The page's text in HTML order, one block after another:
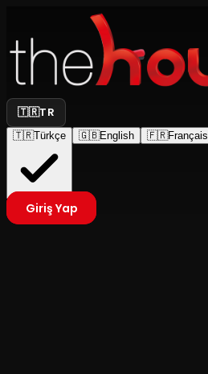
🇹🇷TR
🇹🇷Türkçe 🇬🇧English 🇫🇷Français
Giriş Yap